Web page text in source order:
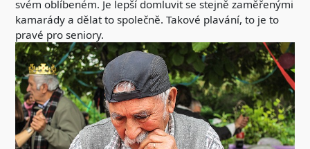
svém oblíbeném. Je lepší domluvit se stejně zaměřenými
kamarády a dělat to společně. Takové plavání, to je to
pravé pro seniory.